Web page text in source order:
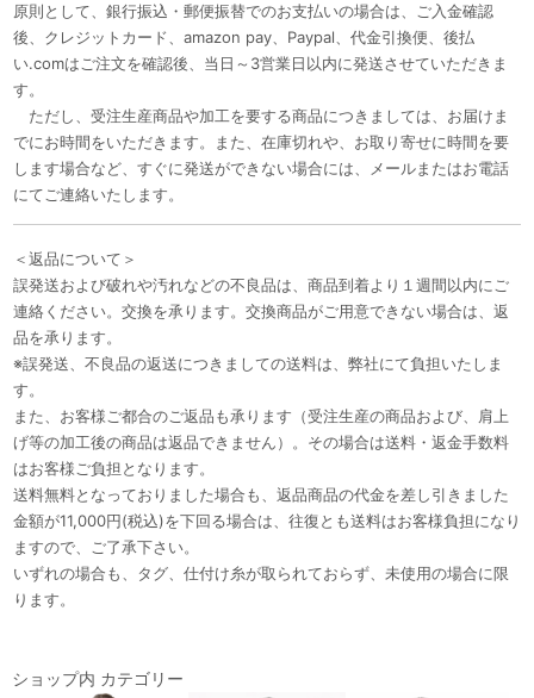
原則として、銀行振込・郵便振替でのお支払いの場合は、ご入金確認
後、クレジットカード、amazon pay、Paypal、代金引換便、後払
い.comはご注文を確認後、当日～3営業日以内に発送させていただきま
す。
ただし、受注生産商品や加工を要する商品につきましては、お届けま
でにお時間をいただきます。また、在庫切れや、お取り寄せに時間を要
します場合など、すぐに発送ができない場合には、メールまたはお電話
にてご連絡いたします。
＜返品について＞
誤発送および破れや汚れなどの不良品は、商品到着より１週間以内にご
連絡ください。交換を承ります。交換商品がご用意できない場合は、返
品を承ります。
※誤発送、不良品の返送につきましての送料は、弊社にて負担いたしま
す。
また、お客様ご都合のご返品も承ります（受注生産の商品および、肩上
げ等の加工後の商品は返品できません）。その場合は送料・返金手数料
はお客様ご負担となります。
送料無料となっておりました場合も、返品商品の代金を差し引きました
金額が11,000円(税込)を下回る場合は、往復とも送料はお客様負担になり
ますので、ご了承下さい。
いずれの場合も、タグ、仕付け糸が取られておらず、未使用の場合に限
ります。
ショップ内 カテゴリー